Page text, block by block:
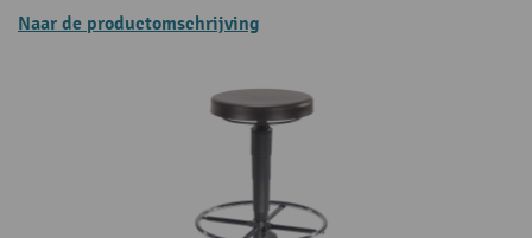
Naar de productomschrijving